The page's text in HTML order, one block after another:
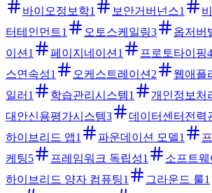
바이오정보학1 보안거버넌스1
터테인먼트1 오토스케일링3 옵저버
이션 1 페이지네이션 1 프로토타이핑4
스연속성1 오케스트레이션 2 웹애플
일러 1 학습관리시스템1 개인정보처
대안신용평가시스템3 데이터센터전력
하이브리드 앱1 파운데이션 모델1
케팅5 프레임워크 독립성1 소프트
하이브리드 양자 컴퓨팅1 그라운드 룰1